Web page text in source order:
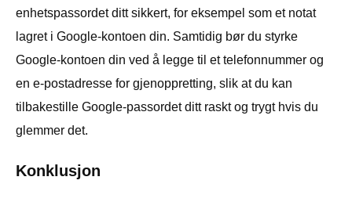
enhetspassordet ditt sikkert, for eksempel som et notat
lagret i Google-kontoen din. Samtidig bør du styrke
Google-kontoen din ved å legge til et telefonnummer og
en e-postadresse for gjenoppretting, slik at du kan
tilbakestille Google-passordet ditt raskt og trygt hvis du
glemmer det.
Konklusjon